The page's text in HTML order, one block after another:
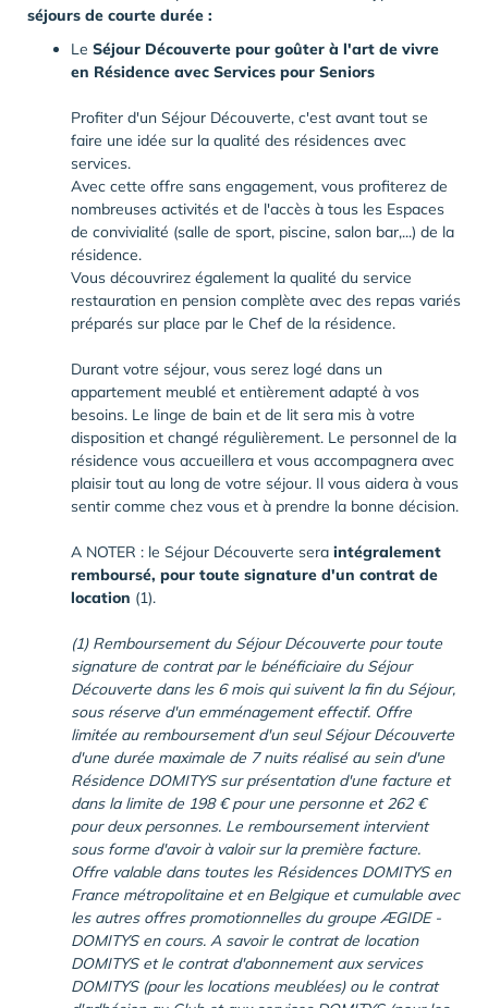
séjours de courte durée :
Le Séjour Découverte pour goûter à l'art de vivre
en Résidence avec Services pour Seniors
Profiter d'un Séjour Découverte, c'est avant tout se
faire une idée sur la qualité des résidences avec
services.
Avec cette offre sans engagement, vous profiterez de
nombreuses activités et de l'accès à tous les Espaces
de convivialité (salle de sport, piscine, salon bar,...) de la
résidence.
Vous découvrirez également la qualité du service
restauration en pension complète avec des repas variés
préparés sur place par le Chef de la résidence.
Durant votre séjour, vous serez logé dans un
appartement meublé et entièrement adapté à vos
besoins. Le linge de bain et de lit sera mis à votre
disposition et changé régulièrement. Le personnel de la
résidence vous accueillera et vous accompagnera avec
plaisir tout au long de votre séjour. Il vous aidera à vous
sentir comme chez vous et à prendre la bonne décision.
A NOTER : le Séjour Découverte sera intégralement
remboursé, pour toute signature d'un contrat de
location (1).
(1) Remboursement du Séjour Découverte pour toute
signature de contrat par le bénéficiaire du Séjour
Découverte dans les 6 mois qui suivent la fin du Séjour,
sous réserve d'un emménagement effectif. Offre
limitée au remboursement d'un seul Séjour Découverte
d'une durée maximale de 7 nuits réalisé au sein d'une
Résidence DOMITYS sur présentation d'une facture et
dans la limite de 198 € pour une personne et 262 €
pour deux personnes. Le remboursement intervient
sous forme d'avoir à valoir sur la première facture.
Offre valable dans toutes les Résidences DOMITYS en
France métropolitaine et en Belgique et cumulable avec
les autres offres promotionnelles du groupe ÆGIDE -
DOMITYS en cours. A savoir le contrat de location
DOMITYS et le contrat d'abonnement aux services
DOMITYS (pour les locations meublées) ou le contrat